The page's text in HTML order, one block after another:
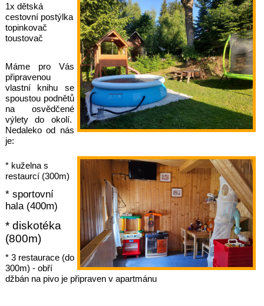
1x dětská
cestovní postýlka
topinkovač
toustovač
Máme pro Vás
připravenou
vlastní knihu se
spoustou podnětů
na osvědčené
výlety do okolí.
Nedaleko od nás
je:
* kuželna s
restaurcí (300m)
* sportovní
hala (400m)
* diskotéka
(800m)
* 3 restaurace (do
300m) - obří
džbán na pivo je připraven v apartmánu